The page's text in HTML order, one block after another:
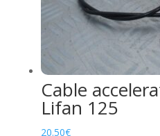
Cable
Lifan 125
20.50€